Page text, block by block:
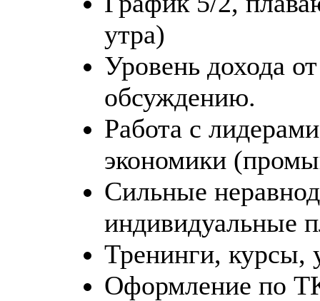
утра)
Уровень дохода
обсуждению.
Работа с
экономики
Сильные
индивидуальные
Тренинги, курсы,
Оформление по